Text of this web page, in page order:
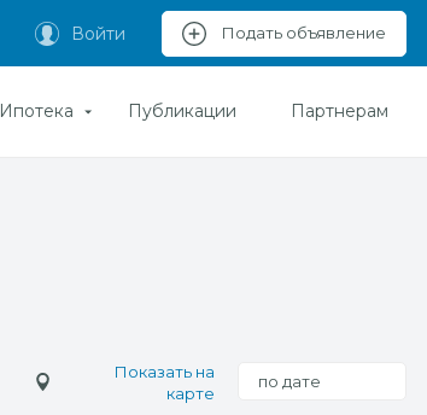
Войти Подать объявление
Ипотека Публикации Партнерам
Показать на
карте
по дате